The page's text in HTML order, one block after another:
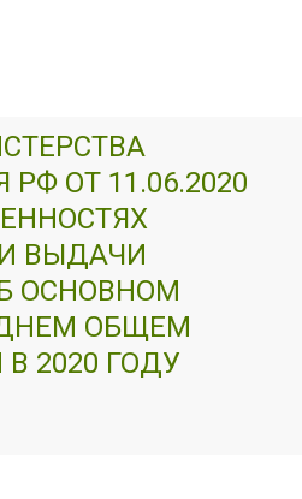
ОТ 11.06.2020
ВЫДАЧИ
ОСНОВНОМ
ОБЩЕМ
2020 ГОДУ